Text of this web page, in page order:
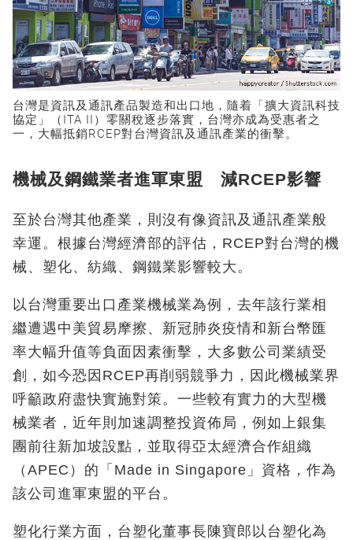
台灣是資訊及通訊產品製造和出口地，隨着「擴大資訊科技
協定」（ITA II）零關稅逐步落實，台灣亦成為受惠者之
一，大幅抵銷RCEP對台灣資訊及通訊產業的衝擊。
機械及鋼鐵業者進軍東盟 減RCEP影響
至於台灣其他產業，則沒有像資訊及通訊產業般
幸運。根據台灣經濟部的評估，RCEP對台灣的機
械、塑化、紡織、鋼鐵業影響較大。
以台灣重要出口產業機械業為例，去年該行業相
繼遭遇中美貿易摩擦、新冠肺炎疫情和新台幣匯
率大幅升值等負面因素衝擊，大多數公司業績受
創，如今恐因RCEP再削弱競爭力，因此機械業界
呼籲政府盡快實施對策。一些較有實力的大型機
械業者，近年則加速調整投資佈局，例如上銀集
團前往新加坡設點，並取得亞太經濟合作組織
（APEC）的「Made in Singapore」資格，作為
該公司進軍東盟的平台。
塑化行業方面，台塑化董事長陳寶郎以台塑化為